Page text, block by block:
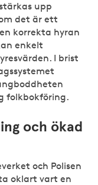
upp
det är ett
korrekta hyran
enkelt
I brist
folkbokföring.
och Polisen
oklart vart en